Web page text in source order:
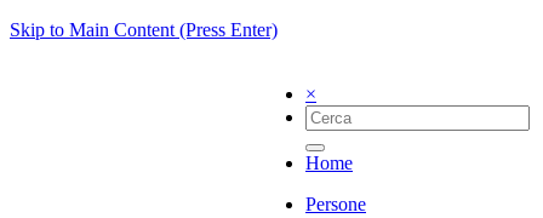
Skip to Main Content (Press Enter)
×
Home
Persone